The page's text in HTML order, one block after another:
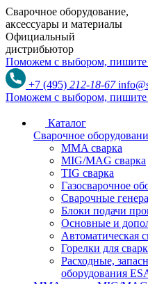
Сварочное оборудование,
аксессуары и материалы
Официальный
дистрибьютор
Поможем с выбором, пишите
+7 (495) 212-18-67
Поможем с выбором, пишите
Каталог
Сварочное
MMA сварка
MIG/MAG сварка
TIG сварка
Газосварочное
Сварочные
Блоки подачи
Основные и
Автоматическая
Горелки для
Расходные,
оборудования